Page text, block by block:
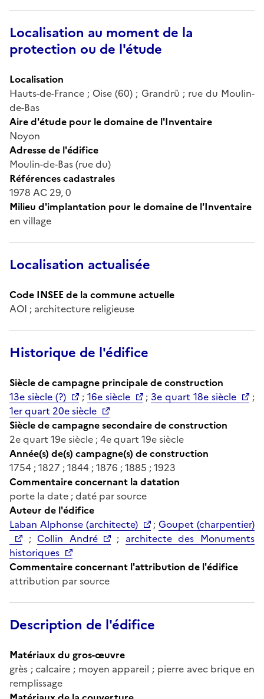
Localisation au moment de la
protection ou de l'étude
Localisation
Hauts-de-France ; Oise (60) ; Grandrû ; rue du Moulin-
de-Bas
Aire d'étude pour le domaine de l'Inventaire
Noyon
Adresse de l'édifice
Moulin-de-Bas (rue du)
Références cadastrales
1978 AC 29, 0
Milieu d'implantation pour le domaine de l'Inventaire
en village
Localisation actualisée
Code INSEE de la commune actuelle
AOI ; architecture religieuse
Historique de l'édifice
Siècle de campagne principale de construction
13e siècle (?)
; 16e siècle ;3e quart 18e siècle
;
1er quart 20e siècle
Siècle de campagne secondaire de construction
2e quart 19e siècle ; 4e quart 19e siècle
Année(s) de(s) campagne(s) de construction
1754 ; 1827 ; 1844 ; 1876 ; 1885 ; 1923
Commentaire concernant la datation
porte la date ; daté par source
Auteur de l'édifice
Laban Alphonse (architecte)
;Goupet (charpentier)
;Collin André ; architecte des Monuments
historiques
Commentaire concernant l'attribution de l'édifice
attribution par source
Description de l'édifice
Matériaux du gros-œuvre
grès ; calcaire ; moyen appareil ; pierre avec brique en
remplissage